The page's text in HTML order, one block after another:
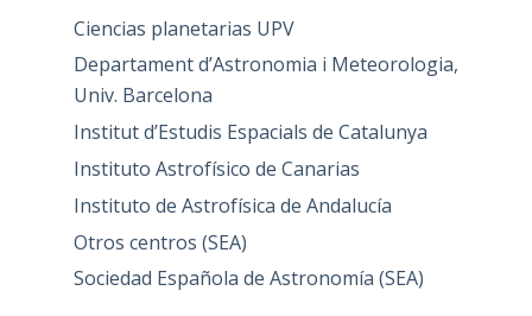
Ciencias planetarias UPV
Departament d’Astronomia i Meteorologia,
Univ. Barcelona
Institut d’Estudis Espacials de Catalunya
Instituto Astrofísico de Canarias
Instituto de Astrofísica de Andalucía
Otros centros (SEA)
Sociedad Española de Astronomía (SEA)